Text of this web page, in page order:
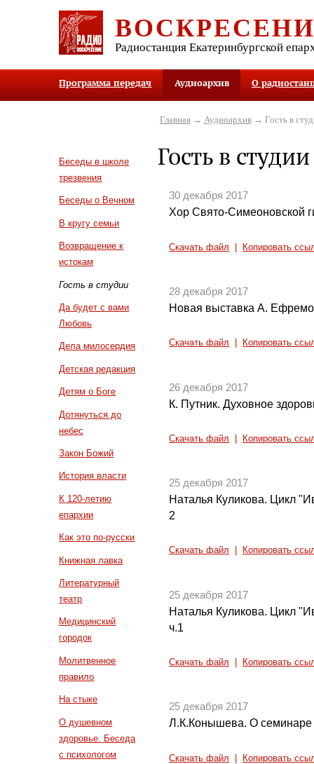
Радиостанция Екатеринбургской
Программа передач Аудиоархив О
Беседы в школе
трезвения
Беседы о Вечном
В кругу семьи
Возвращение к
истокам
Гость в студии
Да будет с вами
Любовь
Дела милосердия
Детская редакция
Детям о Боге
Дотянуться до
небес
Закон Божий
История власти
К 120-летию
епархии
Как это по-русски
Книжная лавка
Литературный
театр
Медицинский
городок
Молитвенное
правило
На стыке
О душевном
здоровье. Беседа
с психологом
Главная→ Аудиоархив→ Гость в
Гость в студии
30 декабря 2017
Хор Свято-Симеоновской
Скачать файл Копировать
28 декабря 2017
Новая выставка А.
Скачать файл Копировать
26 декабря 2017
К. Путник. Духовное
Скачать файл Копировать
25 декабря 2017
Наталья Куликова. Цикл
2
Скачать файл Копировать
25 декабря 2017
Наталья Куликова. Цикл
ч.1
Скачать файл Копировать
25 декабря 2017
Л.К.Конышева. О семинаре
Скачать файл Копировать